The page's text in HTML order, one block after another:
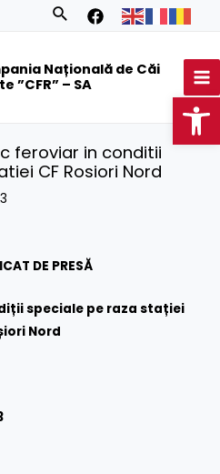
Search
Națională de Căi
”CFR” – SA
feroviar in conditii
CF Rosiori Nord
DE PRESĂ
speciale pe raza stației
Nord